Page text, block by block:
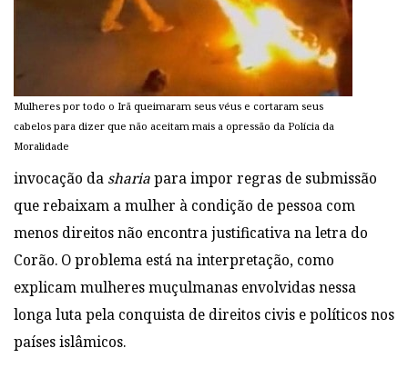
Mulheres por todo o Irã queimaram seus véus e cortaram seus
cabelos para dizer que não aceitam mais a opressão da Polícia da
Moralidade
invocação da shariapara impor regras de submissão
que rebaixam a mulher à condição de pessoa com
menos direitos não encontra justificativa na letra do
Corão. O problema está na interpretação, como
explicam mulheres muçulmanas envolvidas nessa
longa luta pela conquista de direitos civis e políticos nos
países islâmicos.